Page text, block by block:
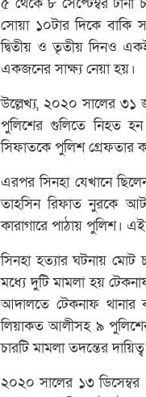
সোয়া ১০টার দিকে বাকি
দ্বিতীয় ও তৃতীয় দিনও
একজনের সাক্ষ্য নেয়া হয়।
উল্লেখ্য, ২০২০ সালের ৩১
পুলিশের গুলিতে নিহত
সিফাতকে পুলিশ গ্রেফতার
এরপর সিনহা যেখানে
তাহসিন রিফাত নুরকে
কারাগারে পাঠায় পুলিশ।
সিনহা হত্যার ঘটনায় মোট
মধ্যে দুটি মামলা হয়
আদালতে টেকনাফ থানার
লিয়াকত আলীসহ ৯
চারটি মামলা তদন্তের
২০২০ সালের ১৩